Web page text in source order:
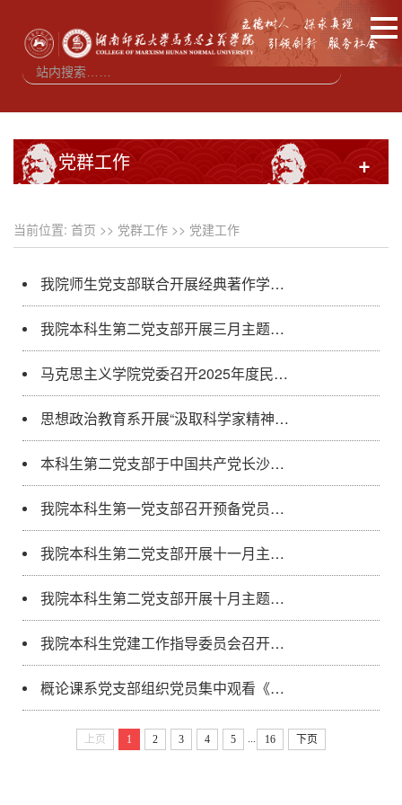
党群工作 +
当前位置: 首页 >> 党群工作 >> 党建工作
我院师生党支部联合开展经典著作学习活动
我院本科生第二党支部开展三月主题党日活动
马克思主义学院党委召开2025年度民主生活会
思想政治教育系开展“汲取科学家精神力量 筑牢思政育人信仰之基”主题党课学习交流活动
本科生第二党支部于中国共产党长沙历史馆开展主题党日活动
我院本科生第一党支部召开预备党员接收大会
我院本科生第二党支部开展十一月主题党日活动
我院本科生第二党支部开展十月主题党日活动
我院本科生党建工作指导委员会召开第一次全体例会
概论课系党支部组织党员集中观看《守望：红色保密往事》
上页 1 2 3 4 5 16 下页